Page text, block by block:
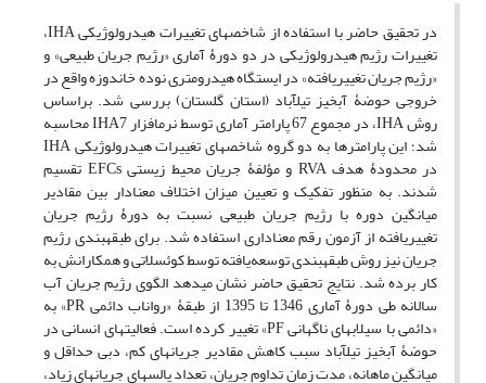
در تحقیق حاضر با استفاده از شاخص‏های تغییرات هیدرولوژیکی IHA،
تغییرات رژیم هیدرولوژیکی در دو دورۀ آماری «رژیم جریان طبیعی» و
«رژیم جریان تغییریافته» در ایستگاه هیدرومتری نوده خاندوزه واقع در
خروجی حوضۀ آبخیز تیل‏آباد (استان گلستان) بررسی شد. براساس
روش IHA، در مجموع 67 پارامتر آماری توسط نرم‎افزار IHA7 محاسبه
شد؛ این پارامترها به دو گروه شاخص‎های تغییرات هیدرولوژیکی IHA
در محدودۀ هدف RVA و مؤلفۀ جریان محیط زیستی EFCs تقسیم
شدند. به منظور تفکیک و تعیین میزان اختلاف معنا‏دار بین مقادیر
میانگین دوره با رژیم جریان طبیعی نسبت به دورۀ رژیم جریان
تغییریافته از آزمون رقم معنا‏داری استفاده شد. برای طبقه‏بندی رژیم
جریان نیز روش طبقه‏بندی توسعه‌یافته توسط کوئسلاتی و همکارانش به
کار برده شد. نتایج تحقیق حاضر نشان می‎دهد الگوی رژیم جریان آب
سالانه طی دورۀ آماری 1346 تا 1395 از طبقۀ «رواناب دائمی PR» به
«دائمی با سیلاب‏های ناگهانی PF» تغییر کرده است. فعالیت‏های انسانی در
حوضۀ آبخیز تیل‎آباد سبب کاهش مقادیر جریان‎های کم، دبی حداقل و
میانگین ماهانه، مدت زمان تداوم جریان، تعداد پالس‎های جریان‏های زیاد،